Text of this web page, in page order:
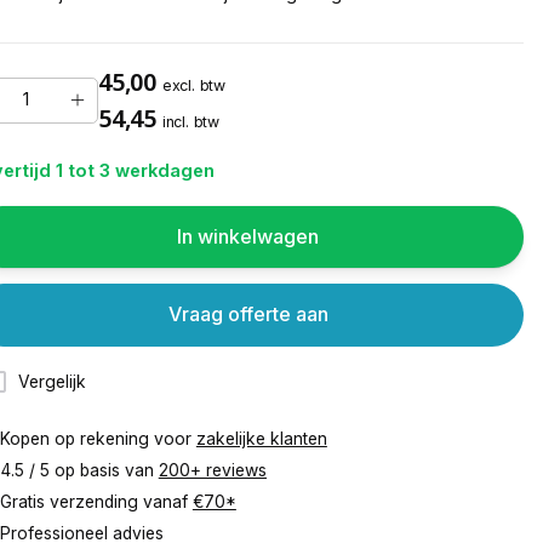
45,00 excl. btw
54,45 incl. btw
1 tot 3 werkdagen
In winkelwagen
Vergelijk
Vraag offerte aan
Kopen op rekening voor zakelijke klanten
4.5 / 5 op basis van 200+ reviews
Gratis verzending vanaf €70*
Professioneel advies